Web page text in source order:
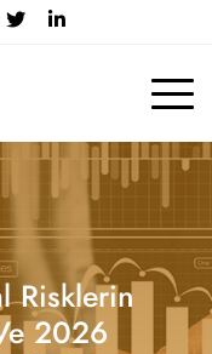
Risklerin
2026